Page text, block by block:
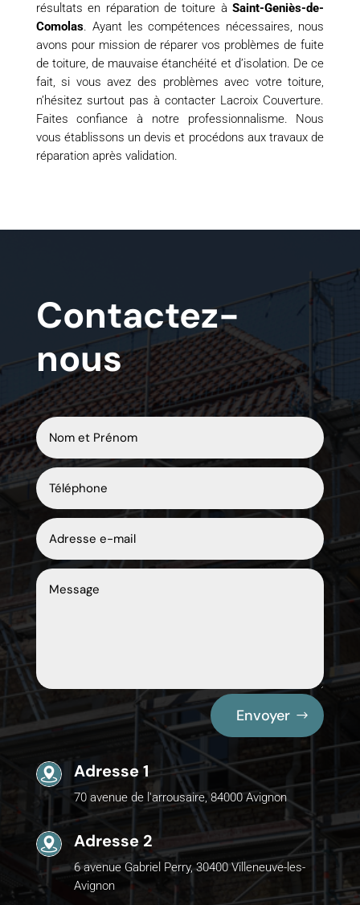
résultats en réparation de toiture àSaint-Geniès-de-
Comolas. Ayant les compétences nécessaires, nous
avons pour mission de réparer vos problèmes de fuite
de toiture, de mauvaise étanchéité et d’isolation. De ce
fait, si vous avez des problèmes avec votre toiture,
n’hésitez surtout pas à contacter Lacroix Couverture.
Faites confiance à notre professionnalisme. Nous
vous établissons un devis et procédons aux travaux de
réparation après validation.
Contactez-
nous
Envoyer
Adresse 1
70 avenue de l'arrousaire, 84000 Avignon
Adresse 2
6 avenue Gabriel Perry, 30400 Villeneuve-les-
Avignon